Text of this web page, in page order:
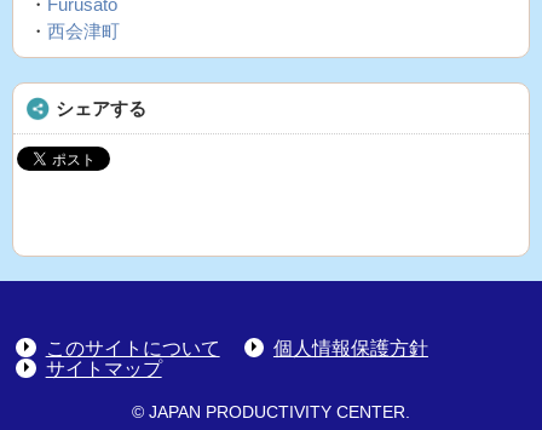
・ Furusato
・ 西会津町
シェアする
このサイトについて
個人情報保護方針
サイトマップ
© JAPAN PRODUCTIVITY CENTER.